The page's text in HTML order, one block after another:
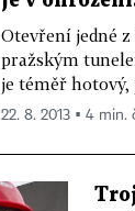
Otevření jedné z
pražským
je téměř
22. 8. 2013 ▪ 4 min.